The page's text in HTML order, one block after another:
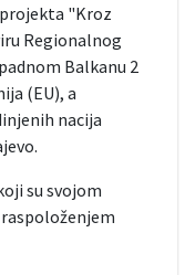
"Kroz
Regionalnog
Balkanu 2
(EU), a
nacija
su svojom